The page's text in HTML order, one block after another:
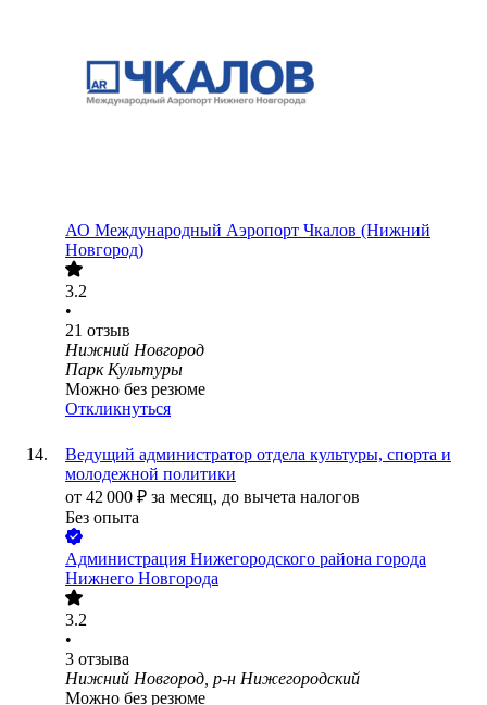
АО Международный Аэропорт Чкалов (Нижний
Новгород)
3.2
•
21 отзыв
Нижний Новгород
Парк Культуры
Можно без резюме
Откликнуться
Ведущий администратор отдела культуры, спорта и
молодежной политики
от 42 000 ₽ за месяц, до вычета налогов
Без опыта
Администрация Нижегородского района города
Нижнего Новгорода
3.2
•
3 отзыва
Нижний Новгород, р-н Нижегородский
Можно без резюме